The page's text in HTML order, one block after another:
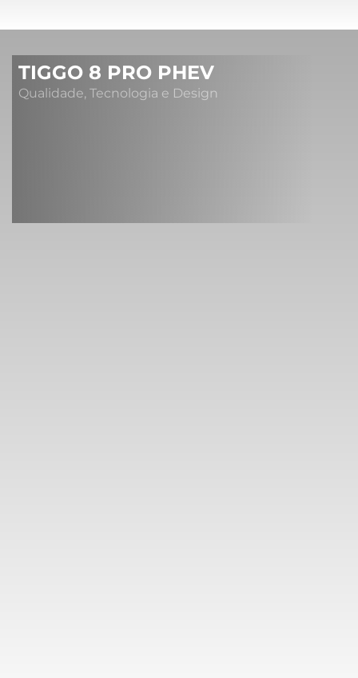
TIGGO 8 PRO PHEV
Qualidade, Tecnologia e Design